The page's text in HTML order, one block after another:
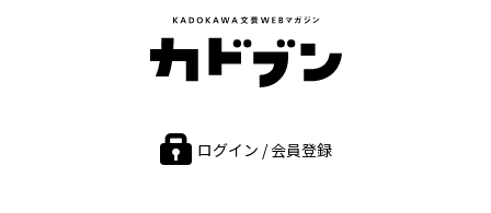
ログイン / 会員登録